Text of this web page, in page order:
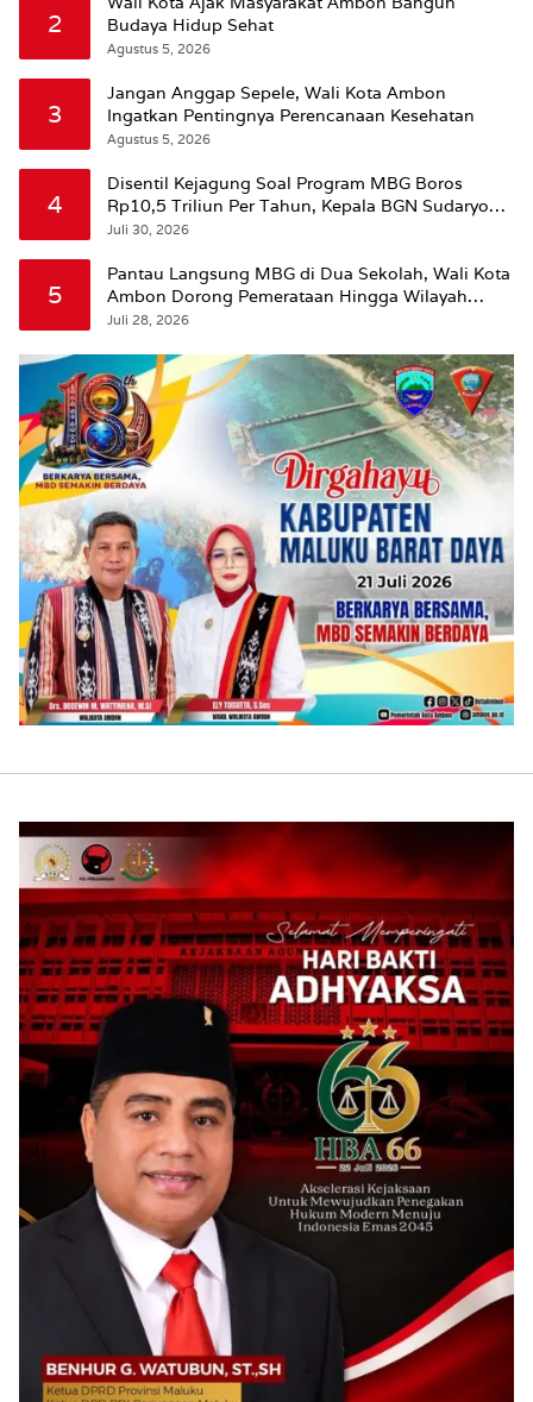
2
Budaya Hidup Sehat
Agustus 5, 2026
3
Jangan Anggap Sepele, Wali Kota Ambon
Ingatkan Pentingnya Perencanaan Kesehatan
Agustus 5, 2026
4
Disentil Kejagung Soal Program MBG Boros
Rp10,5 Triliun Per Tahun, Kepala BGN Sudaryono
Beri Penjelasan
Juli 30, 2026
5
Pantau Langsung MBG di Dua Sekolah, Wali Kota
Ambon Dorong Pemerataan Hingga Wilayah
Leitimur Selatan
Juli 28, 2026